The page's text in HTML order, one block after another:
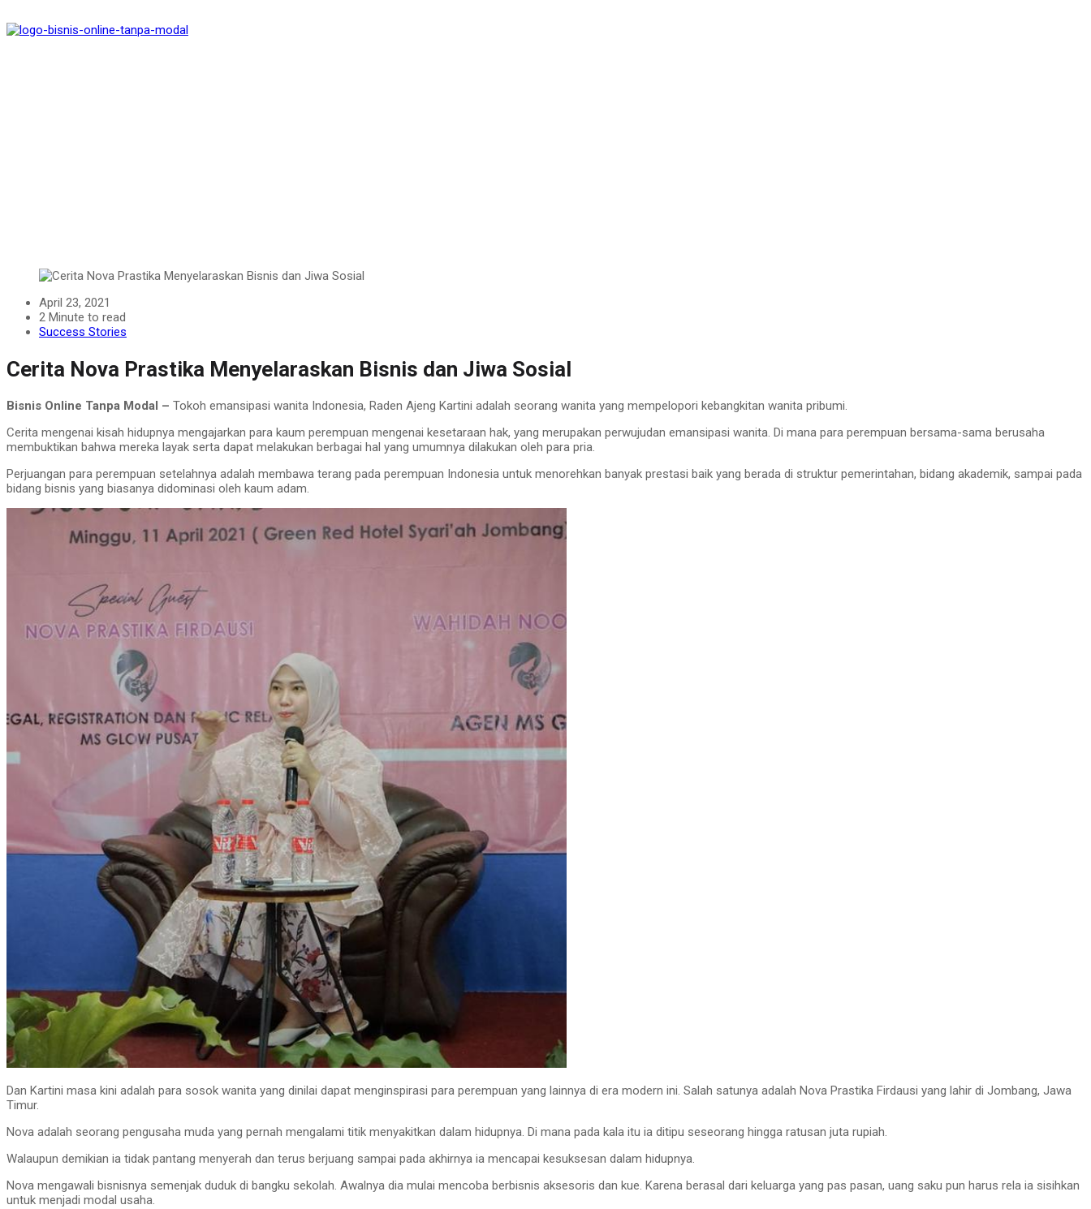
April 23, 2021
2 Minute to read
Success Stories
Cerita Nova Prastika Menyelaraskan Bisnis dan Jiwa Sosial
Bisnis Online Tanpa Modal – Tokoh emansipasi wanita Indonesia, Raden Ajeng Kartini adalah seorang wanita yang mempelopori kebangkitan wanita pribumi.
Cerita mengenai kisah hidupnya mengajarkan para kaum perempuan mengenai kesetaraan hak, yang merupakan perwujudan emansipasi wanita. Di mana para perempuan bersama-sama berusaha
membuktikan bahwa mereka layak serta dapat melakukan berbagai hal yang umumnya dilakukan oleh para pria.
Perjuangan para perempuan setelahnya adalah membawa terang pada perempuan Indonesia untuk menorehkan banyak prestasi baik yang berada di struktur pemerintahan, bidang akademik, sampai pada
bidang bisnis yang biasanya didominasi oleh kaum adam.
Dan Kartini masa kini adalah para sosok wanita yang dinilai dapat menginspirasi para perempuan yang lainnya di era modern ini. Salah satunya adalah Nova Prastika Firdausi yang lahir di Jombang, Jawa
Timur.
Nova adalah seorang pengusaha muda yang pernah mengalami titik menyakitkan dalam hidupnya. Di mana pada kala itu ia ditipu seseorang hingga ratusan juta rupiah.
Walaupun demikian ia tidak pantang menyerah dan terus berjuang sampai pada akhirnya ia mencapai kesuksesan dalam hidupnya.
Nova mengawali bisnisnya semenjak duduk di bangku sekolah. Awalnya dia mulai mencoba berbisnis aksesoris dan kue. Karena berasal dari keluarga yang pas pasan, uang saku pun harus rela ia sisihkan
untuk menjadi modal usaha.